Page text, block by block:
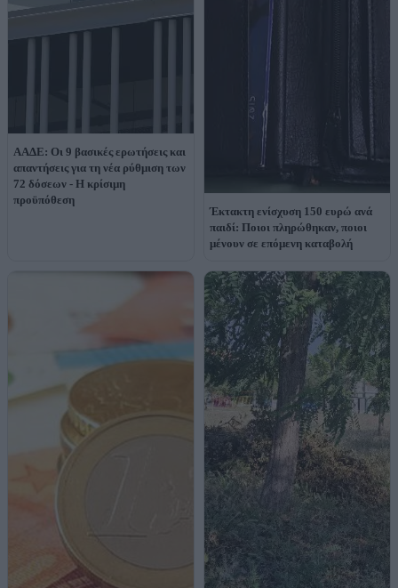
ΑΑΔΕ: Οι 9 βασικές ερωτήσεις και
απαντήσεις για τη νέα ρύθμιση των
72 δόσεων - Η κρίσιμη
προϋπόθεση
Έκτακτη ενίσχυση 150 ευρώ ανά
παιδί: Ποιοι πληρώθηκαν, ποιοι
μένουν σε επόμενη καταβολή